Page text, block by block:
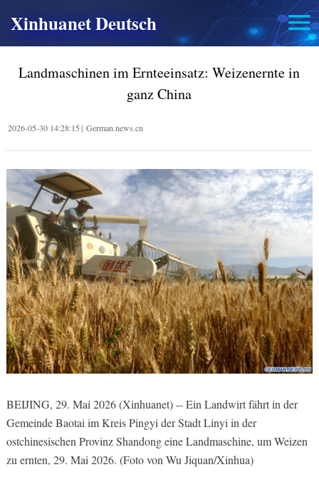
Xinhuanet Deutsch
Landmaschinen im Ernteeinsatz: Weizenernte in
ganz China
2026-05-30 14:28:15| German.news.cn
BEIJING, 29. Mai 2026 (Xinhuanet) -- Ein Landwirt fährt in der
Gemeinde Baotai im Kreis Pingyi der Stadt Linyi in der
ostchinesischen Provinz Shandong eine Landmaschine, um Weizen
zu ernten, 29. Mai 2026. (Foto von Wu Jiquan/Xinhua)